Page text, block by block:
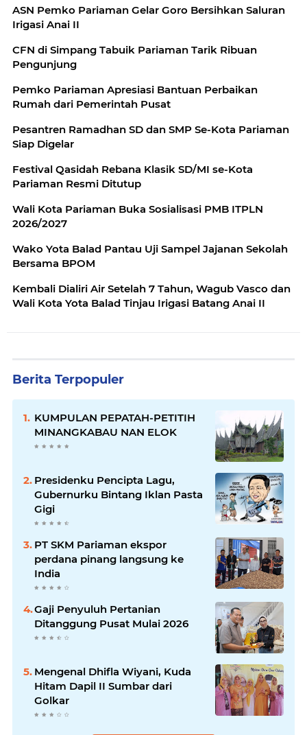
ASN Pemko Pariaman Gelar Goro Bersihkan Saluran
Irigasi Anai II
CFN di Simpang Tabuik Pariaman Tarik Ribuan
Pengunjung
Pemko Pariaman Apresiasi Bantuan Perbaikan
Rumah dari Pemerintah Pusat
Pesantren Ramadhan SD dan SMP Se-Kota Pariaman
Siap Digelar
Festival Qasidah Rebana Klasik SD/MI se-Kota
Pariaman Resmi Ditutup
Wali Kota Pariaman Buka Sosialisasi PMB ITPLN
2026/2027
Wako Yota Balad Pantau Uji Sampel Jajanan Sekolah
Bersama BPOM
Kembali Dialiri Air Setelah 7 Tahun, Wagub Vasco dan
Wali Kota Yota Balad Tinjau Irigasi Batang Anai II
Berita Terpopuler
KUMPULAN PEPATAH-PETITIH
MINANGKABAU NAN ELOK
Presidenku Pencipta Lagu,
Gubernurku Bintang Iklan Pasta
Gigi
PT SKM Pariaman ekspor
perdana pinang langsung ke
India
Gaji Penyuluh Pertanian
Ditanggung Pusat Mulai 2026
Mengenal Dhifla Wiyani, Kuda
Hitam Dapil II Sumbar dari
Golkar